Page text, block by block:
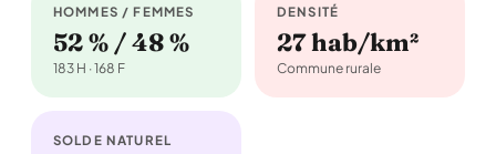
HOMMES / FEMMES
52 % / 48 %
183 H · 168 F
DENSITÉ
27 hab/km²
Commune rurale
SOLDE NATUREL